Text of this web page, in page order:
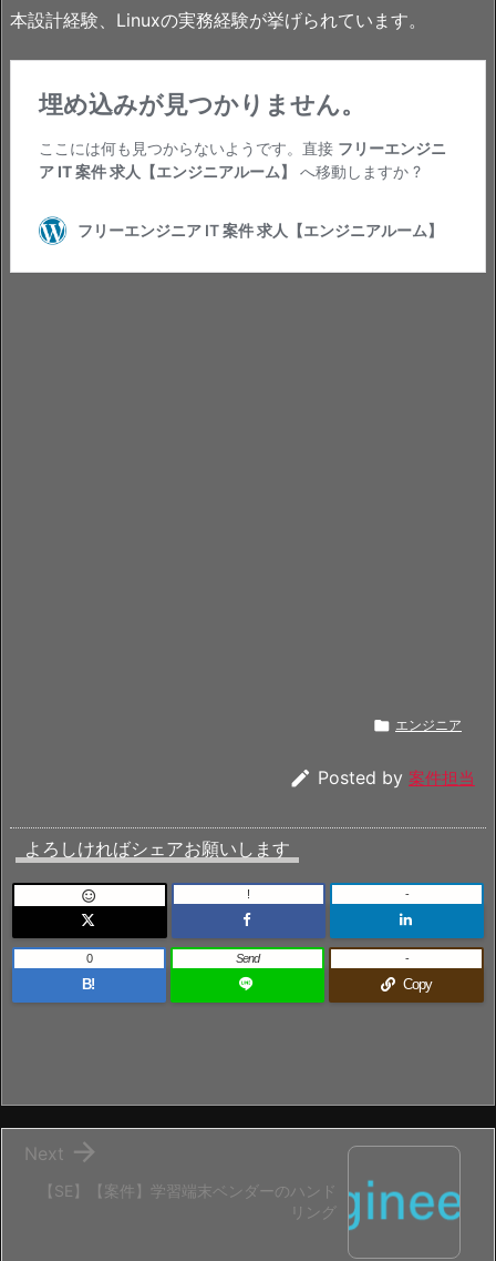
本設計経験、Linuxの実務経験が挙げられています。
 エンジニア
 Posted by 案件担当
よろしければシェアお願いします
 ! -
B!
0 Send
Copy
-
【SE】【案件】学習端末ベンダーのハンド
リング

Next